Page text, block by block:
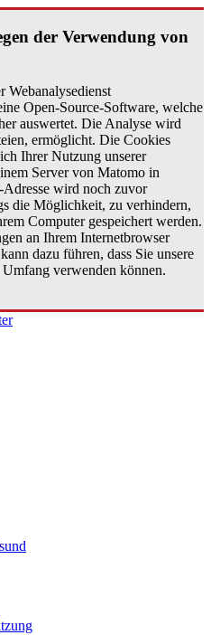
der Ver­wen­dung von
Webanalysedienst
Open-Source-Software, welche
auswertet. Die Analyse wird
ermöglicht. Die Cookies
Ihrer Nutzung unserer
Server von Matomo in
Adresse wird noch zuvor
die Möglichkeit, zu verhindern,
Computer gespeichert werden.
an Ihrem Internetbrowser
dazu führen, dass Sie unsere
verwenden können.